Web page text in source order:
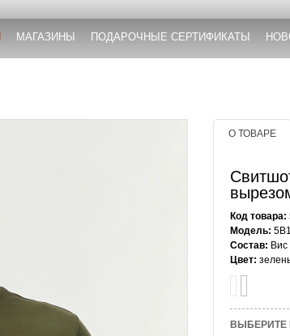
МАГАЗИНЫ ПОДАРОЧНЫЕ СЕРТИФИКАТЫ
О ТОВАРЕ
Код товара:
Модель:
Состав:
Цвет:
ВЫБЕРИТЕ